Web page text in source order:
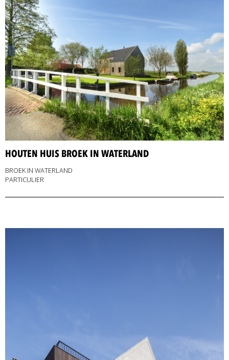
HOUTEN HUIS BROEK IN WATERLAND
BROEK IN WATERLAND
PARTICULIER